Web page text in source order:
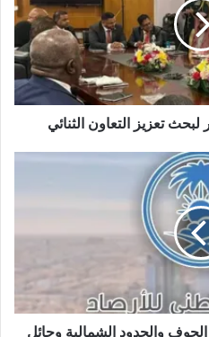
و
ي
ب
تعزيز التعاون الثنائي
والحدود الشمالية وحائل